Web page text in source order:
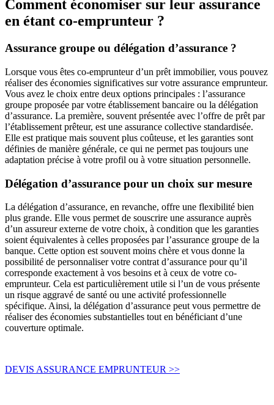
Comment économiser sur leur assurance
en étant co-emprunteur ?
Assurance groupe ou délégation d’assurance ?
Lorsque vous êtes co-emprunteur d’un prêt immobilier, vous pouvez
réaliser des économies significatives sur votre assurance emprunteur.
Vous avez le choix entre deux options principales : l’assurance
groupe proposée par votre établissement bancaire ou la délégation
d’assurance. La première, souvent présentée avec l’offre de prêt par
l’établissement prêteur, est une assurance collective standardisée.
Elle est pratique mais souvent plus coûteuse, et les garanties sont
définies de manière générale, ce qui ne permet pas toujours une
adaptation précise à votre profil ou à votre situation personnelle.
Délégation d’assurance pour un choix sur mesure
La délégation d’assurance, en revanche, offre une flexibilité bien
plus grande. Elle vous permet de souscrire une assurance auprès
d’un assureur externe de votre choix, à condition que les garanties
soient équivalentes à celles proposées par l’assurance groupe de la
banque. Cette option est souvent moins chère et vous donne la
possibilité de personnaliser votre contrat d’assurance pour qu’il
corresponde exactement à vos besoins et à ceux de votre co-
emprunteur. Cela est particulièrement utile si l’un de vous présente
un risque aggravé de santé ou une activité professionnelle
spécifique. Ainsi, la délégation d’assurance peut vous permettre de
réaliser des économies substantielles tout en bénéficiant d’une
couverture optimale.
DEVIS ASSURANCE EMPRUNTEUR >>